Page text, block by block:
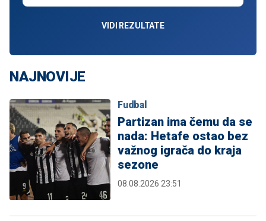
VIDI REZULTATE
NAJNOVIJE
Fudbal
Partizan ima čemu da se
nada: Hetafe ostao bez
važnog igrača do kraja
sezone
08.08.2026 23:51